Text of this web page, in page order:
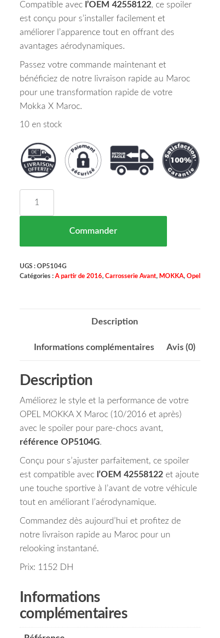
Compatible avec l’OEM 42558122, ce spoiler
est conçu pour s’installer facilement et
améliorer l’apparence tout en offrant des
avantages aérodynamiques.
Passez votre commande maintenant et
bénéficiez de notre livraison rapide au Maroc
pour une transformation rapide de votre
Mokka X Maroc.
10 en stock
Commander
UGS : OP5104G
Catégories : A partir de 2016, Carrosserie Avant, MOKKA, Opel
Description
Informations complémentaires Avis (0)
Description
Améliorez le style et la performance de votre
OPEL MOKKA X Maroc (10/2016 et après)
avec le spoiler pour pare-chocs avant,
référence OP5104G.
Conçu pour s’ajuster parfaitement, ce spoiler
est compatible avec l’OEM 42558122 et ajoute
une touche sportive à l’avant de votre véhicule
tout en améliorant l’aérodynamique.
Commandez dès aujourd’hui et profitez de
notre livraison rapide au Maroc pour un
relooking instantané.
Prix: 1152 DH
Informations
complémentaires